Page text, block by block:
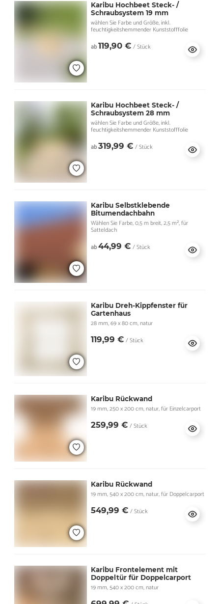
Karibu Hochbeet Steck- /
Schraubsystem 19 mm
wählen Sie Farbe und Größe, inkl.
feuchtigkeitshemmender Kunststofffolie
ab119,90 € / Stück
Karibu Hochbeet Steck- /
Schraubsystem 28 mm
wählen Sie Farbe und Größe, inkl.
feuchtigkeitshemmender Kunststofffolie
ab319,99 € / Stück
Karibu Selbstklebende
Bitumendachbahn
Wählen Sie Farbe, 0,5 m breit, 2,5 m², für
Satteldach
ab44,99 € / Stück
Karibu Dreh-Kippfenster für
Gartenhaus
28 mm, 69 x 80 cm, natur
119,99 € / Stück
Karibu Rückwand
19 mm, 250 x 200 cm, natur, für Einzelcarport
259,99 € / Stück
Karibu Rückwand
19 mm, 540 x 200 cm, natur, für Doppelcarport
549,99 € / Stück
Karibu Frontelement mit
Doppeltür für Doppelcarport
19 mm, 540 x 200 cm, natur